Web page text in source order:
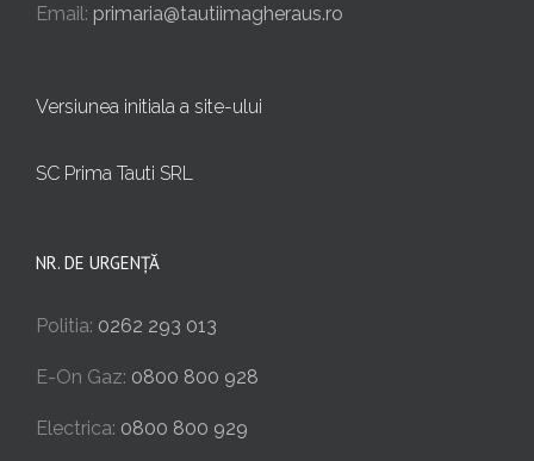
Email: primaria@tautiimagheraus.ro
Versiunea initiala a site-ului
SC Prima Tauti SRL
NR. DE URGENȚĂ
Politia: 0262 293 013
E-On Gaz: 0800 800 928
Electrica: 0800 800 929